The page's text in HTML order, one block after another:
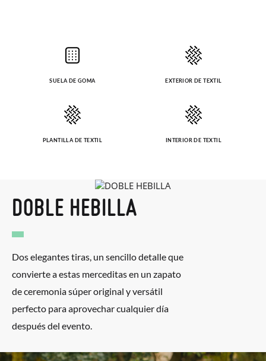
SUELA DE GOMA EXTERIOR DE TEXTIL
PLANTILLA DE TEXTIL INTERIOR DE TEXTIL
DOBLE HEBILLA
Dos elegantes tiras, un sencillo detalle que
convierte a estas merceditas en un zapato
de ceremonia súper original y versátil
perfecto para aprovechar cualquier día
después del evento.